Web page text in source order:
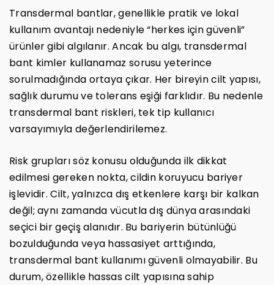
Transdermal bantlar, genellikle pratik ve lokal
kullanım avantajı nedeniyle “herkes için güvenli”
ürünler gibi algılanır. Ancak bu algı, transdermal
bant kimler kullanamaz sorusu yeterince
sorulmadığında ortaya çıkar. Her bireyin cilt yapısı,
sağlık durumu ve tolerans eşiği farklıdır. Bu nedenle
transdermal bant riskleri, tek tip kullanıcı
varsayımıyla değerlendirilemez.
Risk grupları söz konusu olduğunda ilk dikkat
edilmesi gereken nokta, cildin koruyucu bariyer
işlevidir. Cilt, yalnızca dış etkenlere karşı bir kalkan
değil; aynı zamanda vücutla dış dünya arasındaki
seçici bir geçiş alanıdır. Bu bariyerin bütünlüğü
bozulduğunda veya hassasiyet arttığında,
transdermal bant kullanımı güvenli olmayabilir. Bu
durum, özellikle hassas cilt yapısına sahip